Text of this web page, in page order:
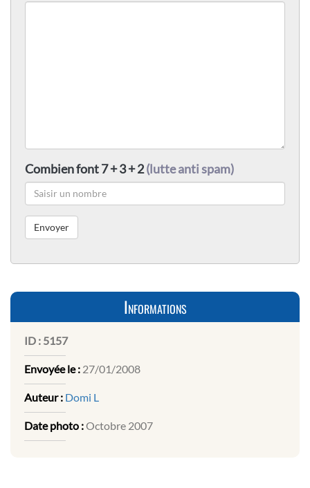
Combien font 7 + 3 + 2(lutte anti spam)
Informations
ID : 5157
Envoyée le : 27/01/2008
Auteur : Domi L
Date photo :Octobre 2007